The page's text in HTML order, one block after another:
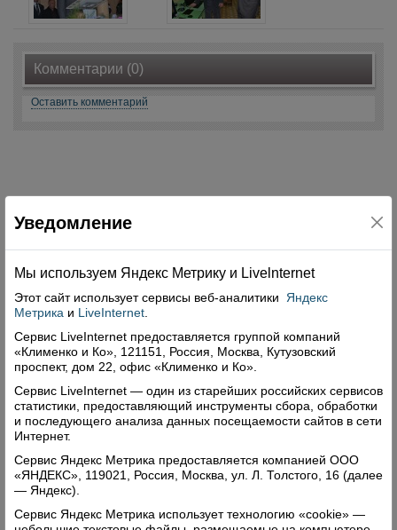
Комментарии (0)
Оставить комментарий
Свежий номер
Уведомление
Мы используем Яндекс Метрику и Livelnternet
Этот сайт использует сервисы веб-аналитики
Яндекс
Метрика и LiveInternet
Сервис LiveInternet предоставляется группой компаний
«Клименко и Ко», 121151, Россия, Москва, Кутузовский
проспект, дом 22, офис «Клименко и Ко».
Сервис LiveInternet — один из старейших российских сервисов
статистики, предоставляющий инструменты сбора, обработки
и последующего анализа данных посещаемости сайтов в сети
Интернет.
Сервис Яндекс Метрика предоставляется компанией ООО
«ЯНДЕКС», 119021, Россия, Москва, ул. Л. Толстого, 16 (далее
— Яндекс).
Сервис Яндекс Метрика использует технологию «cookie» —